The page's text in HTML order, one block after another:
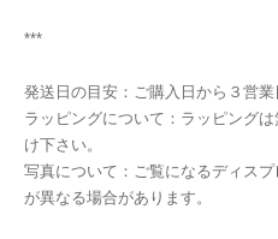
***
発送日の目安：ご購入日から３営業
ラッピングについて：ラッピング
け下さい。
写真について：ご覧になるディス
が異なる場合があります。